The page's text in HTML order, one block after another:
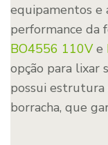
equipamentos e
performance da
BO4556 110Ve
opção para lixar
possui estrutura
borracha, que